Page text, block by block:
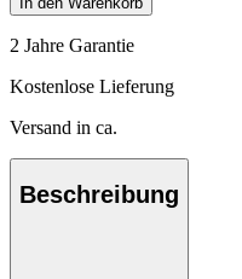
2 Jahre Garantie
Kostenlose Lieferung
Versand in ca.
Beschreibung